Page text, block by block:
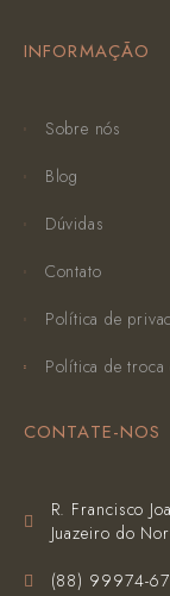
INFORMAÇÃO
Sobre nós
Blog
Dúvidas
Contato
Política de
Política de troca
CONTATE-NOS
R. Francisco
Juazeiro do
(‪88) 99974-